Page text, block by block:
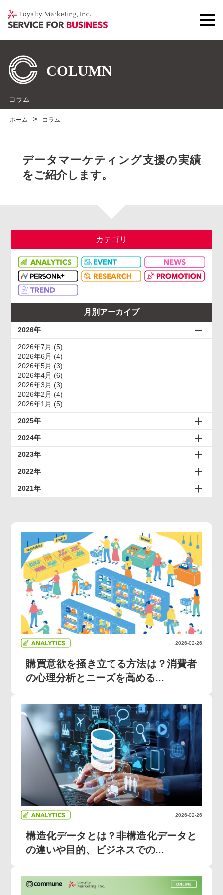
コラム
ホーム コラム
データマーケティング支援の実績
をご紹介します。
カテゴリ
月別アーカイブ
2026年
2026年7月 (5)
2026年6月 (4)
2026年5月 (3)
2026年4月 (6)
2026年3月 (3)
2026年2月 (4)
2026年1月 (5)
2025年
2024年
2023年
2022年
2021年
2026-02-26
購買意欲を掻き立てる方法は？消費者
の心理分析とニーズを高める...
2026-02-26
構造化データとは？非構造化データと
の違いや目的、ビジネスでの...